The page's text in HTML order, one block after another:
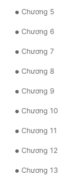
Sủng
Thanh Xuân
Tiên Hiệp
Chương 5
Chương 6
Chương 7
Chương 8
Chương 9
Chương 10
Chương 11
Chương 12
Chương 13